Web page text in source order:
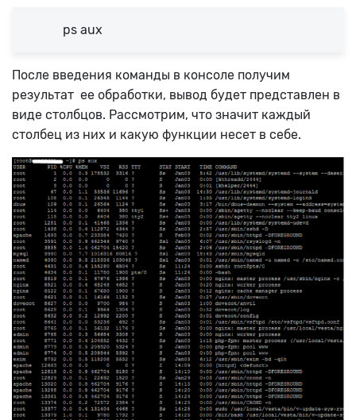
ps aux
После введения команды в консоле получим
результат ее обработки, вывод будет представлен в
виде столбцов. Рассмотрим, что значит каждый
столбец из них и какую функции несет в себе.